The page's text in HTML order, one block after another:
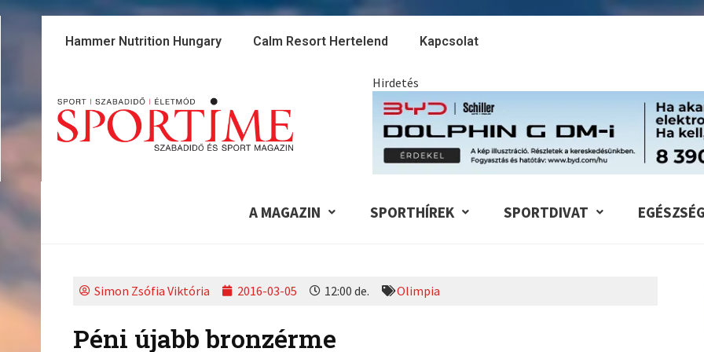
Skip
Hammer Nutrition Hungary Calm Resort Hertelend Kapcsolat
Hirdetés
A MAGAZIN SPORTHÍREK SPORTDIVAT EGÉSZSÉG
Simon Zsófia Viktória 2016-03-05 12:00 de. Olimpia
Péni újabb bronzérme